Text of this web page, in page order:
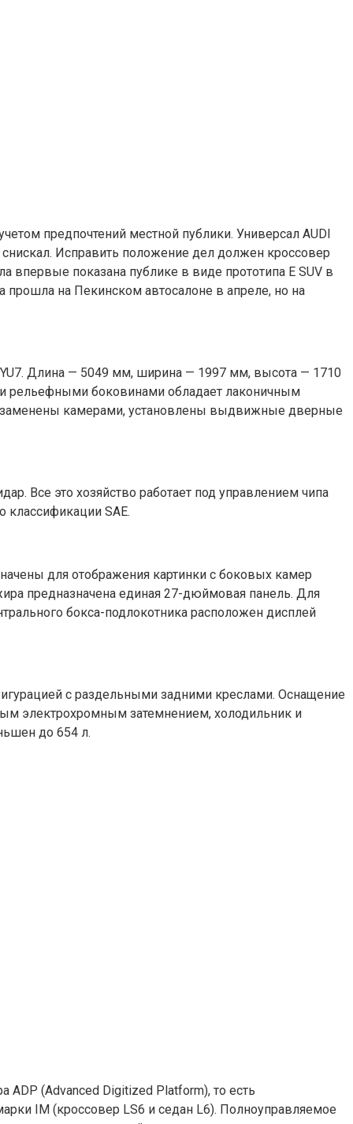
предпочтений местной публики. Универсал AUDI
Исправить положение дел должен кроссовер
впервые показана публике в виде прототипа E SUV в
на Пекинском автосалоне в апреле, но на
YU7. Длина — 5049 мм, ширина — 1997 мм, высота — 1710
рельефными боковинами обладает лаконичным
заменены камерами, установлены выдвижные дверные
Все это хозяйство работает под управлением чипа
классификации SAE.
для отображения картинки с боковых камер
предназначена единая 27-дюймовая панель. Для
бокса-подлокотника расположен дисплей
с раздельными задними креслами. Оснащение
электрохромным затемнением, холодильник и
до 654 л.
ADP (Advanced Digitized Platform), то есть
IM (кроссовер LS6 и седан L6). Полноуправляемое